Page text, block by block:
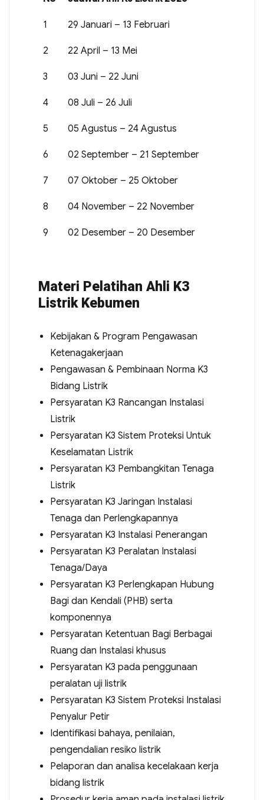
1 29 Januari – 13 Februari
2 22 April – 13 Mei
3 03 Juni – 22 Juni
4 08 Juli – 26 Juli
5 05 Agustus – 24 Agustus
6 02 September – 21 September
7 07 Oktober – 25 Oktober
8 04 November – 22 November
9 02 Desember – 20 Desember
Materi Pelatihan Ahli K3
Listrik Kebumen
Kebijakan & Program Pengawasan
Ketenagakerjaan
Pengawasan & Pembinaan Norma K3
Bidang Listrik
Persyaratan K3 Rancangan Instalasi
Listrik
Persyaratan K3 Sistem Proteksi Untuk
Keselamatan Listrik
Persyaratan K3 Pembangkitan Tenaga
Listrik
Persyaratan K3 Jaringan Instalasi
Tenaga dan Perlengkapannya
Persyaratan K3 Instalasi Penerangan
Persyaratan K3 Peralatan Instalasi
Tenaga/Daya
Persyaratan K3 Perlengkapan Hubung
Bagi dan Kendali (PHB) serta
komponennya
Persyaratan Ketentuan Bagi Berbagai
Ruang dan Instalasi khusus
Persyaratan K3 pada penggunaan
peralatan uji listrik
Persyaratan K3 Sistem Proteksi Instalasi
Penyalur Petir
Identifikasi bahaya, penilaian,
pengendalian resiko listrik
Pelaporan dan analisa kecelakaan kerja
bidang listrik